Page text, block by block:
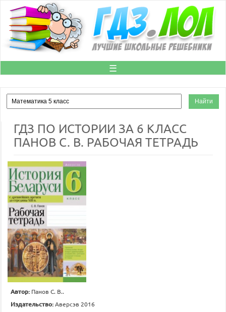
☰
ГДЗ ПО ИСТОРИИ ЗА 6 КЛАСС
ПАНОВ С. В. РАБОЧАЯ ТЕТРАДЬ
Автор: Панов С. В..
Издательство:Аверсэв 2016